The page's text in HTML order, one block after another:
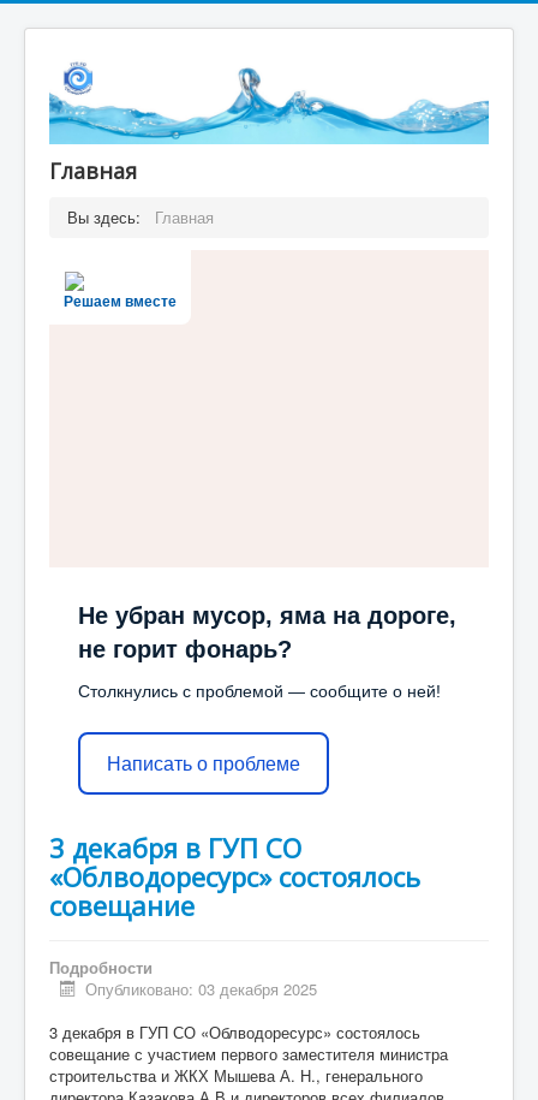
Главная
Вы здесь: Главная
Решаем вместе
Не убран мусор, яма на дороге,
не горит фонарь?
Столкнулись с проблемой — сообщите о ней!
Написать о проблеме
3 декабря в ГУП СО
«Облводоресурс» состоялось
совещание
Подробности
Опубликовано: 03 декабря 2025
3 декабря в ГУП СО «Облводоресурс» состоялось
совещание с участием первого заместителя министра
строительства и ЖКХ Мышева А. Н., генерального